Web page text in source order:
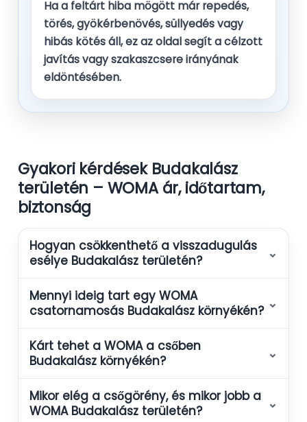
Ha a feltárt hiba mögött már repedés,
törés, gyökérbenövés, süllyedés vagy
hibás kötés áll, ez az oldal segít a célzott
javítás vagy szakaszcsere irányának
eldöntésében.
Gyakori kérdések Budakalász
területén – WOMA ár, időtartam,
biztonság
Hogyan csökkenthető a visszadugulás
esélye Budakalász területén?
⌄
Mennyi ideig tart egy WOMA
csatornamosás Budakalász környékén? ⌄
Kárt tehet a WOMA a csőben
Budakalász környékén?
⌄
Mikor elég a csőgörény, és mikor jobb a
WOMA Budakalász területén?
⌄